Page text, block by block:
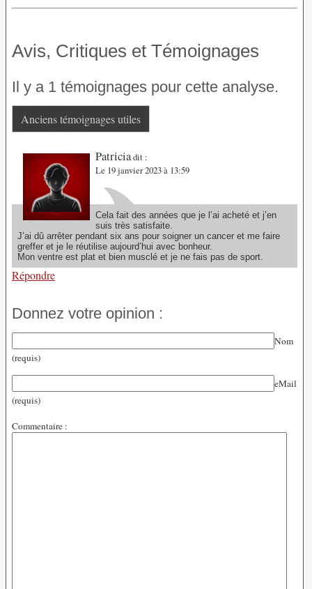
Avis, Critiques et Témoignages
Il y a 1 témoignages pour cette analyse.
Anciens témoignages utiles
Patriciadit :
Le 19 janvier 2023 à 13:59
Cela fait des années que je l’ai acheté et j’en
suis très satisfaite.
J’ai dû arrêter pendant six ans pour soigner un cancer et me faire
greffer et je le réutilise aujourd’hui avec bonheur.
Mon ventre est plat et bien musclé et je ne fais pas de sport.
Répondre
Donnez votre opinion :
Nom
(requis)
eMail
(requis)
Commentaire :